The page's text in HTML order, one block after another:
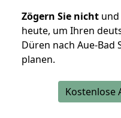
Zögern Sie nicht
heute, um Ihren
Düren nach Aue-Bad
planen.
Kostenlose